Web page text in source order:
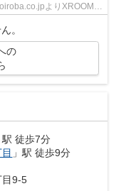
よりXROOMS
。
の
駅 徒歩7分
」駅 徒歩9分
目9-5